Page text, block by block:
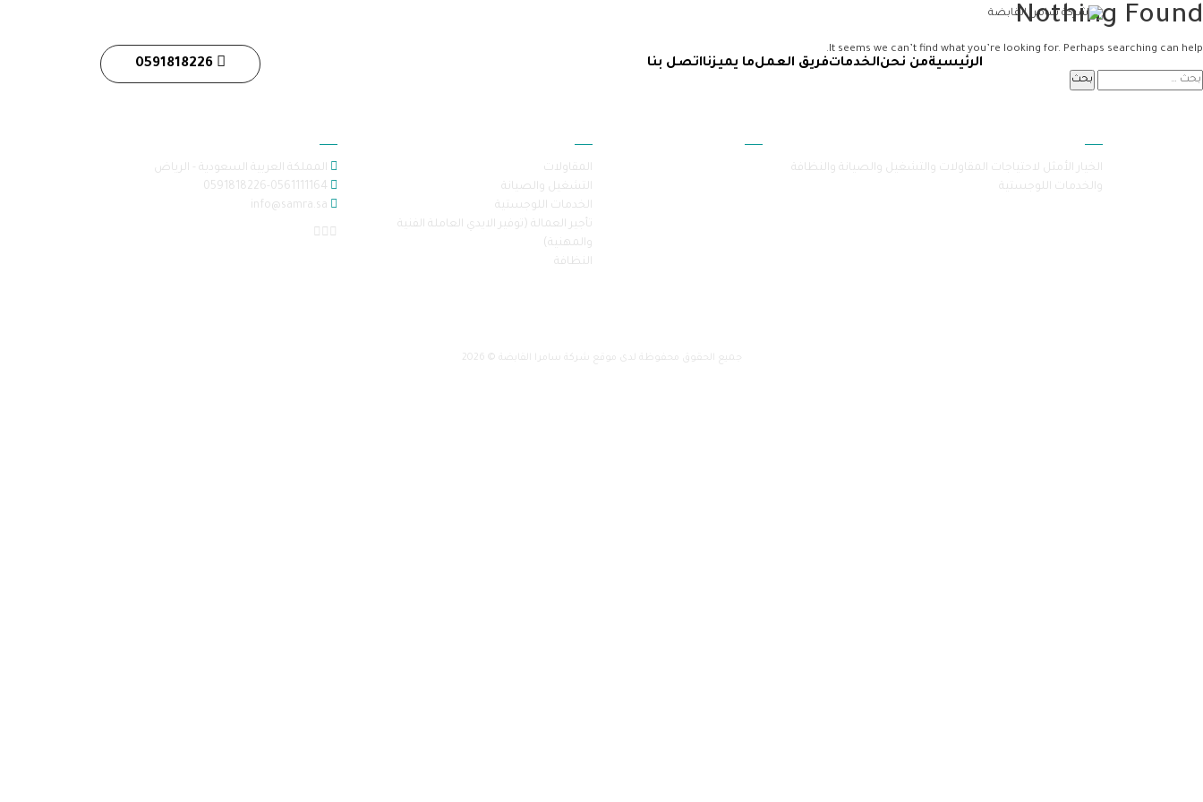
الرئيسيةمن نحنالخدماتفريق العملما يميزنااتصل بنا 0591818226
Nothing Found
It seems we can’t find what you’re looking for. Perhaps searching can help.
الخيار الأمثل لاحتياجات المقاولات والتشغيل والصيانة والنظافة
والخدمات اللوجستية
المقاولات
التشغيل والصيانة
الخدمات اللوجستية
تأجير العمالة (توفير الايدي العاملة الفنية
والمهنية)
النظافة
المملكة العربية السعودية - الرياض
info@samra.sa
جميع الحقوق محفوظة لدى موقع شركة سامرا القابضة © 2026